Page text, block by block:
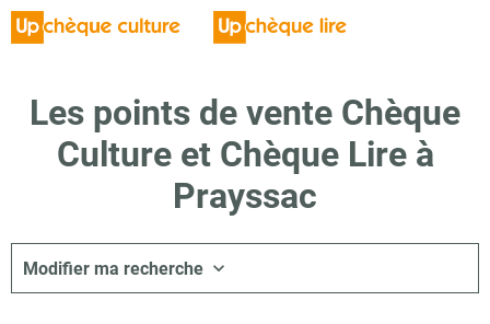
Les points de vente Chèque
Culture et Chèque Lire à
Prayssac
Modifier ma recherche